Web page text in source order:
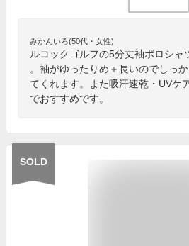
みかんいろ(50代・女性)
ルコックゴルフの5分丈袖ポロシャ
。袖がゆったりめ＋長いのでしっ
てくれます。また吸汗速乾・UVケ
でおすすめです。
SOLD